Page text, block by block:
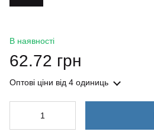
В наявності
62.72 грн
Оптові ціни від 4 одиниць